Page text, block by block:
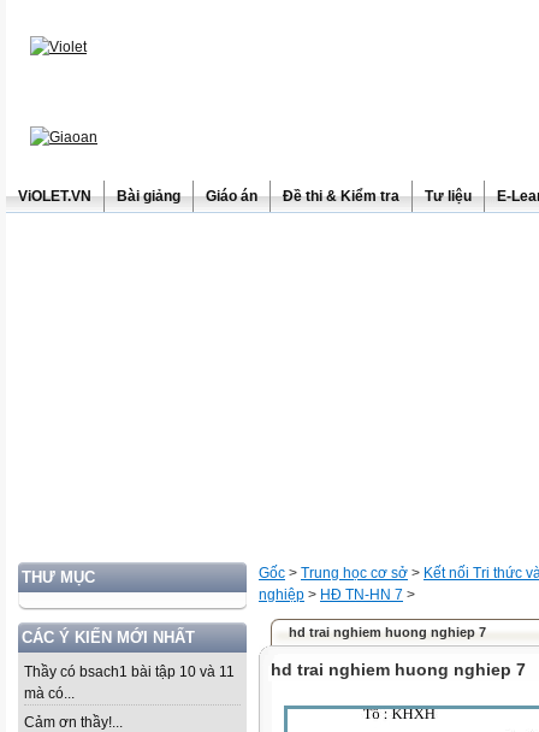
ViOLET.VN Bài giảng Giáo án Đề thi & Kiểm tra Tư liệu E-
THƯ MỤC
CÁC Ý KIẾN MỚI NHẤT
Thầy có bsach1 bài tập 10 và 11
mà có...
Cảm ơn thầy!...
Gốc > Trung học cơ sở > Kết nối Tri thức
nghiệp > HĐ TN-HN 7 >
hd trai nghiem huong nghiep 7
hd trai nghiem huong nghiep 7